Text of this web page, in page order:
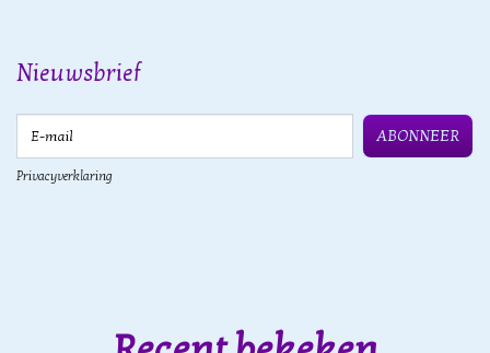
Nieuwsbrief
ABONNEER
Privacyverklaring